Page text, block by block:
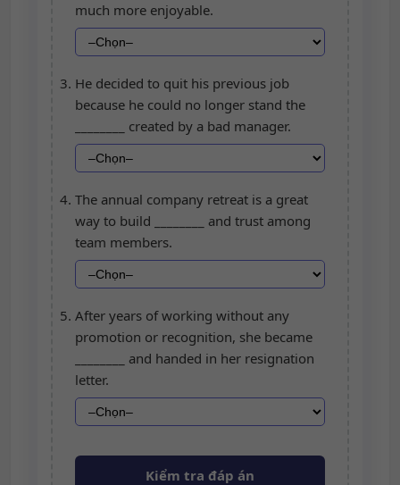
much more enjoyable.
He decided to quit his previous job
because he could no longer stand the
________ created by a bad manager.
The annual company retreat is a great
way to build ________ and trust among
team members.
After years of working without any
promotion or recognition, she became
________ and handed in her resignation
letter.
Kiểm tra đáp án